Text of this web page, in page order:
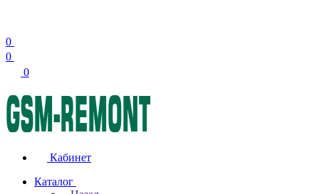
0
0
0
Кабинет
Каталог